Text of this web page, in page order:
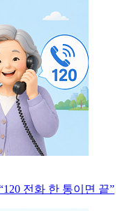
전화 한 통이면 끝”